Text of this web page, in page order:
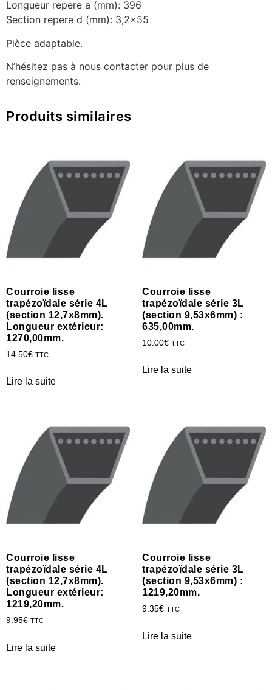
Longueur repere a (mm): 396
Section repere d (mm): 3,2×55
Pièce adaptable.
N’hésitez pas à nous contacter pour plus de
renseignements.
Produits similaires
Courroie lisse
trapézoïdale série 4L
(section 12,7x8mm).
Longueur extérieur:
1270,00mm.
14.50€ TTC
Lire la suite
Courroie lisse
trapézoïdale série 3L
(section 9,53x6mm) :
635,00mm.
10.00€ TTC
Lire la suite
Courroie lisse
trapézoïdale série 4L
(section 12,7x8mm).
Longueur extérieur:
1219,20mm.
9.95€ TTC
Lire la suite
Courroie lisse
trapézoïdale série 3L
(section 9,53x6mm) :
1219,20mm.
9.35€ TTC
Lire la suite